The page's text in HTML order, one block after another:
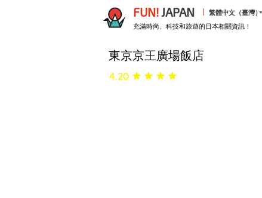
FUN! JAPAN 繁體中文（臺灣）
充滿時尚、科技和旅遊的日本相關資訊！
東京京王廣場飯店
4.20